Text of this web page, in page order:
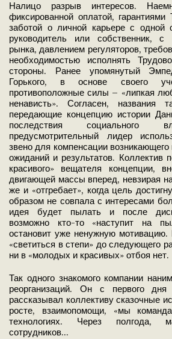
Налицо разрыв интересов.
фиксированной оплатой, гарантиями
заботой о личной карьере с
руководитель или собственник, с
рынка, давлением регуляторов,
необходимостью исполнять
стороны. Ранее упомянутый
Горького, в основе своего
противоположные силы – «липкая
ненависть». Согласен, названия
передающие концепцию истории
последствия социального
предусмотрительный лидер
звено для компенсации
ожиданий и результатов. Коллектив
красивого» вещателя концепции,
двигающей массы вперед, невзирая
же и «отгребает», когда цель
образом не совпала с интересами
идея будет пылать и после
возможно кто-то «наступит на
остановит уже ненужную
«светиться в степи» до следующего
ни в «молодых и красивых» отбоя нет.
Так одного знакомого компании
реорганизаций. Он с первого дня
рассказывал коллективу сказочные
росте, взаимопомощи, «мы
технологиях. Через полгода,
сотрудников...